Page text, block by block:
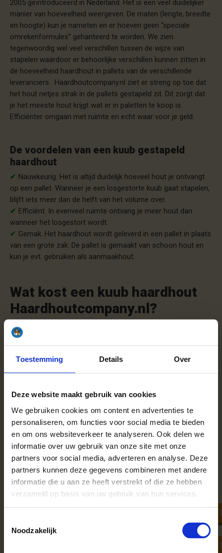
Toestemming Details Over
Deze website maakt gebruik van cookies
We gebruiken cookies om content en advertenties te
personaliseren, om functies voor social media te bieden
en om ons websiteverkeer te analyseren. Ook delen we
informatie over uw gebruik van onze site met onze
partners voor social media, adverteren en analyse. Deze
partners kunnen deze gegevens combineren met andere
informatie die u aan ze heeft verstrekt of die ze hebben
verzameld op basis van uw gebruik van hun services.
Noodzakelijk
2005 geïntroduceerd in Nederland. Het is een veel duidelijker
manier van hoeveelheid weergeven. De maten (lengte, breedte
en hoogte) kun je nameten en er hoeven geen “speciale
omrekenformules” gehanteerd te worden. We zien
tegenwoordig wel veel verschillen tussen de wijze van
stapelen waardoor er behoorlijke verschillen kunnen zitten in
de hoeveelheid haardhout in pallets van de verschillende
leveranciers. Haardhoutcompany.nl ziet er streng op toe dat
het hout netjes strak in de pallets gestapeld zit. Dit zorgt dat
je het meeste hout krijgt wat er in paletten te koop is.
Efficiënter omgaan met ruimte en echt waar voor je geld.
De voordelen van een kuub gestapeld
haardhout
✔ Nauwkeurig. Het is altijd duidelijk hoeveel hout je ontvangt
op een pallet. Wanneer je een losgestorte kuub gaat stapelen,
blijft iets meer dan de helft van het volume over.
✔ Efficiënt. In evenveel ruimte ontvang je meer hout dan
wanneer het losgestort wordt.
✔ Gemak. Het haardhout wordt geleverd in een pallet in plaats
van een grote zak. De pallet is gemaakt van schoon hout en
kun je evt. gebruiken als aanmaakhout.
Wat kost een kuub haardhout
Haardhoutcompany.nl?
Wat is dan dus het verschil per pallet? Bij Haardhoutcompany
hebben we naast een breed assortiment aan type hout ook
juiste hoeveelheid. Wanneer je niet zo veel verbruikt is een
halve pallet al ideaal. Stook je juist heel veel? Dan zijn onze
ontdek het actuele aanbod.
ca. 1 kuub gestapeld = 1.75 kuub haardhout losgestort.
Dit zijn ca. 500 blokken haardhout op eenHalve pallet
ca. 1,5 kuub gestapeld = 2.5 kuub haardhout losgestort.
Dit zijn ca.700 blokkenhaardhoutop Easy pallet;
ca. 2 kuub gestapeld = 3.25 kuub haardhout losgestort.
Dit zijn ca.1000 blokkenhaardhout op Hele pallet;
Dik 2 kuub gestapeld = 3.75 kuub haardhout losgestort.
Dit zijn ca.1000 grote blokkenopJumbo pallet.